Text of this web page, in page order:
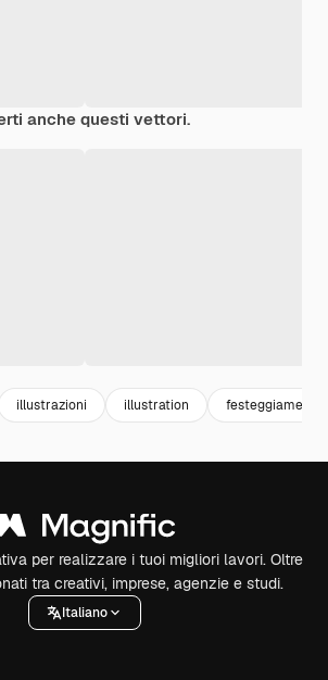
anche questi vettori.
illustrazioni illustration festeggiamenti
per realizzare i tuoi migliori lavori. Oltre
tra creativi, imprese, agenzie e studi.
Italiano